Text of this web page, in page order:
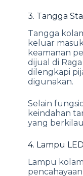
3. Tangga
Tangga
keluar
keamanan
dijual di
dilengkapi
digunakan.
Selain
keindahan
yang
4. Lampu
Lampu